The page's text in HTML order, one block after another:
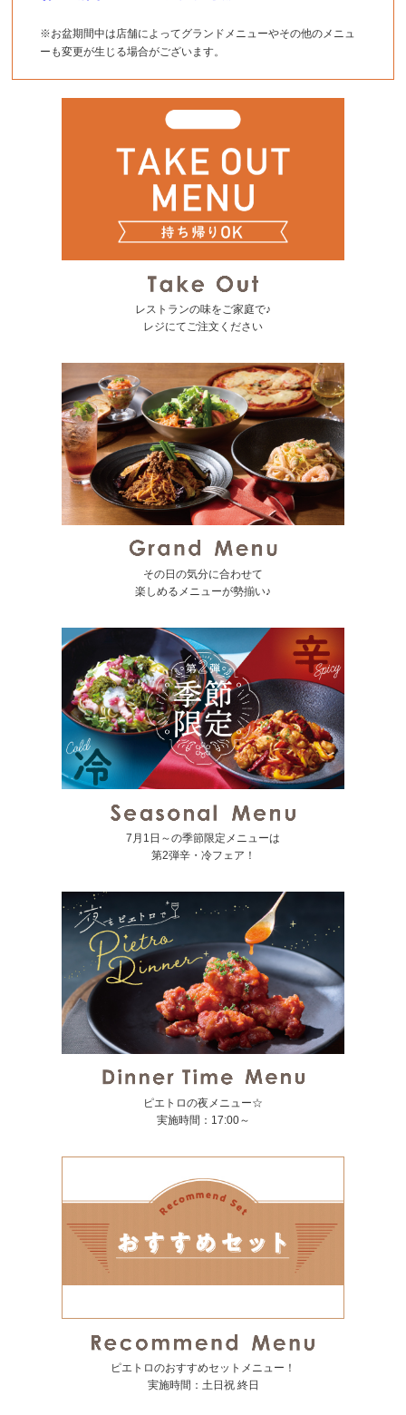
※お盆期間中は店舗によってグランドメニューやその他のメニュ
ーも変更が生じる場合がございます。
レストランの味をご家庭で♪
レジにてご注文ください
その日の気分に合わせて
楽しめるメニューが勢揃い♪
7月1日～の季節限定メニューは
第2弾辛・冷フェア！
ピエトロの夜メニュー☆
実施時間：17:00～
ピエトロのおすすめセットメニュー！
実施時間：土日祝 終日